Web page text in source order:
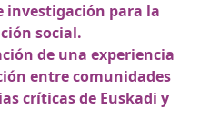
investigación para la
social.
de una experiencia
entre comunidades
críticas de Euskadi y